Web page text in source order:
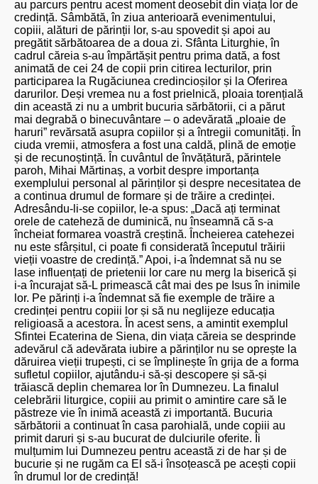
au parcurs pentru acest moment deosebit din viața lor de
credință. Sâmbătă, în ziua anterioară evenimentului,
copiii, alături de părinții lor, s-au spovedit și apoi au
pregătit sărbătoarea de a doua zi. Sfânta Liturghie, în
cadrul căreia s-au împărtășit pentru prima dată, a fost
animată de cei 24 de copii prin citirea lecturilor, prin
participarea la Rugăciunea credincioșilor și la Oferirea
darurilor. Deși vremea nu a fost prielnică, ploaia torențială
din această zi nu a umbrit bucuria sărbătorii, ci a părut
mai degrabă o binecuvântare – o adevărată „ploaie de
haruri” revărsată asupra copiilor și a întregii comunități. În
ciuda vremii, atmosfera a fost una caldă, plină de emoție
și de recunoștință. În cuvântul de învățătură, părintele
paroh, Mihai Mărtinaș, a vorbit despre importanța
exemplului personal al părinților și despre necesitatea de
a continua drumul de formare și de trăire a credinței.
Adresându-li-se copiilor, le-a spus: „Dacă ați terminat
orele de cateheză de duminică, nu înseamnă că s-a
încheiat formarea voastră creștină. Încheierea catehezei
nu este sfârșitul, ci poate fi considerată începutul trăirii
vieții voastre de credință.” Apoi, i-a îndemnat să nu se
lase influențați de prietenii lor care nu merg la biserică și
i-a încurajat să-L primească cât mai des pe Isus în inimile
lor. Pe părinți i-a îndemnat să fie exemple de trăire a
credinței pentru copiii lor și să nu neglijeze educația
religioasă a acestora. În acest sens, a amintit exemplul
Sfintei Ecaterina de Siena, din viața căreia se desprinde
adevărul că adevărata iubire a părinților nu se oprește la
dăruirea vieții trupești, ci se împlinește în grija de a forma
sufletul copiilor, ajutându-i să-și descopere și să-și
trăiască deplin chemarea lor în Dumnezeu. La finalul
celebrării liturgice, copiii au primit o amintire care să le
păstreze vie în inimă această zi importantă. Bucuria
sărbătorii a continuat în casa parohială, unde copiii au
primit daruri și s-au bucurat de dulciurile oferite. Îi
mulțumim lui Dumnezeu pentru această zi de har și de
bucurie și ne rugăm ca El să-i însoțească pe acești copii
în drumul lor de credință!